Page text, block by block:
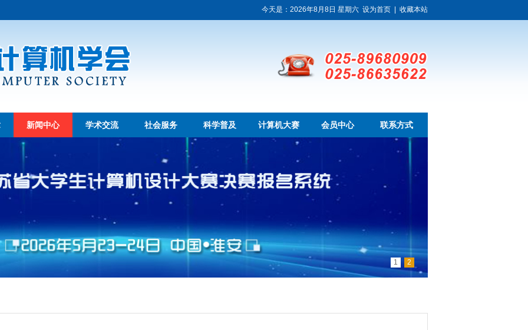
今天是：2026年8月8日 星期六 设为首页| 收藏本站
新闻中心 学术交流 社会服务 科学普及 计算机大赛 会员中心 联系方式
1 2